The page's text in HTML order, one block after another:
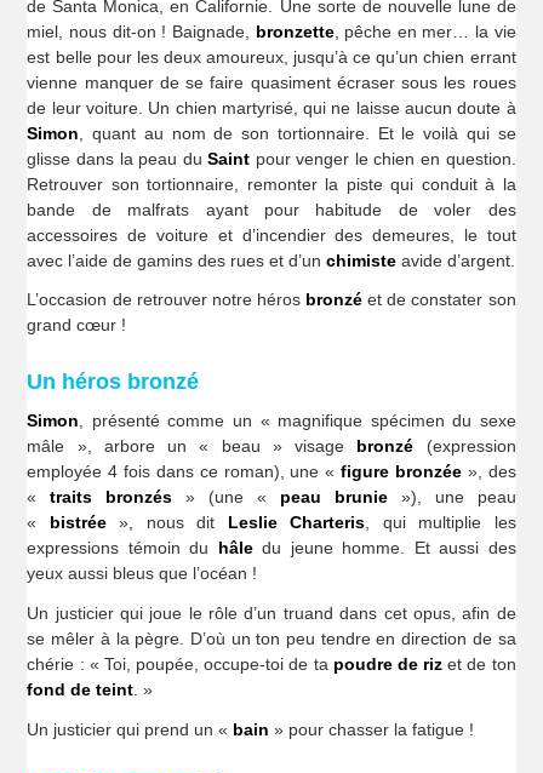
de Santa Monica, en Californie. Une sorte de nouvelle lune de
miel, nous dit-on ! Baignade, bronzette, pêche en mer… la vie
est belle pour les deux amoureux, jusqu’à ce qu’un chien errant
vienne manquer de se faire quasiment écraser sous les roues
de leur voiture. Un chien martyrisé, qui ne laisse aucun doute à
Simon , quant au nom de son tortionnaire. Et le voilà qui se
glisse dans la peau duSaint pour venger le chien en question.
Retrouver son tortionnaire, remonter la piste qui conduit à la
bande de malfrats ayant pour habitude de voler des
accessoires de voiture et d’incendier des demeures, le tout
avec l’aide de gamins des rues et d’unchimiste avide d’argent.
L’occasion de retrouver notre héros bronzé et de constater son
grand cœur !
Un héros bronzé
Simon , présenté comme un « magnifique spécimen du sexe
mâle », arbore un « beau » visage bronzé (expression
employée 4 fois dans ce roman), une «figure bronzée», des
«traits bronzés » (une « peau brunie»), une peau
« bistrée», nous dit Leslie Charteris , qui multiplie les
expressions témoin du hâledu jeune homme. Et aussi des
yeux aussi bleus que l’océan !
Un justicier qui joue le rôle d’un truand dans cet opus, afin de
se mêler à la pègre. D’où un ton peu tendre en direction de sa
chérie : « Toi, poupée, occupe-toi de ta poudre de riz et de ton
fond de teint . »
Un justicier qui prend un « bain » pour chasser la fatigue !